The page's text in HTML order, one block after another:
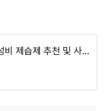
2025 장마철 필수 가성비 제습제 추천 및 사용법 안내 습기 제거와 곰팡이 방지